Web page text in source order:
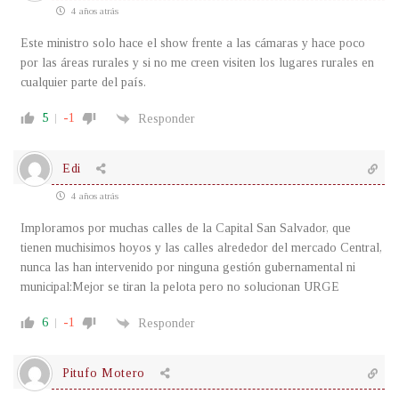
4 años atrás
Este ministro solo hace el show frente a las cámaras y hace poco
por las áreas rurales y si no me creen visiten los lugares rurales en
cualquier parte del país.
5 -1 Responder
Edi
4 años atrás
Imploramos por muchas calles de la Capital San Salvador, que
tienen muchisimos hoyos y las calles alrededor del mercado Central,
nunca las han intervenido por ninguna gestión gubernamental ni
municipal:Mejor se tiran la pelota pero no solucionan URGE
6 -1 Responder
Pitufo Motero